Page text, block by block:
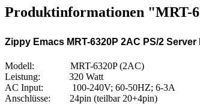
Produktinformationen "MRT-
Zippy Emacs MRT-6320P 2AC PS/2
Modell: MRT-6320P (2AC)
Leistung: 320 Watt
AC Input: 100-240V; 60-50HZ; 6-3A
Anschlüsse: 24pin (teilbar 20+4pin)